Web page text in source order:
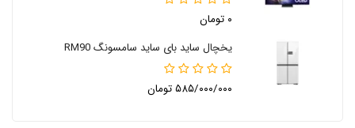
۰ تومان
یخچال ساید بای ساید سامسونگ RM90
۵۸۵/۰۰۰/۰۰۰ تومان